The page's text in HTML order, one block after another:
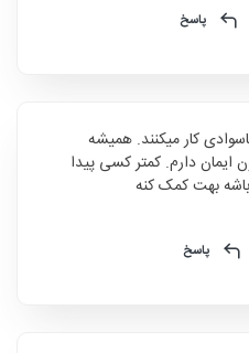
پاسخ
کار میکنند. همیشه
دارم. کمتر کسی پیدا
بهت کمک کنه
پاسخ